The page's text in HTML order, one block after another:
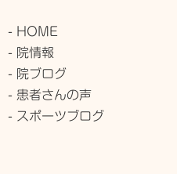
- HOME
- 院情報
- 院ブログ
- 患者さんの声
- スポーツブログ